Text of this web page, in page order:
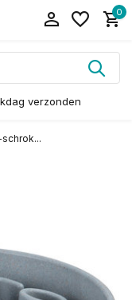
0
verzonden